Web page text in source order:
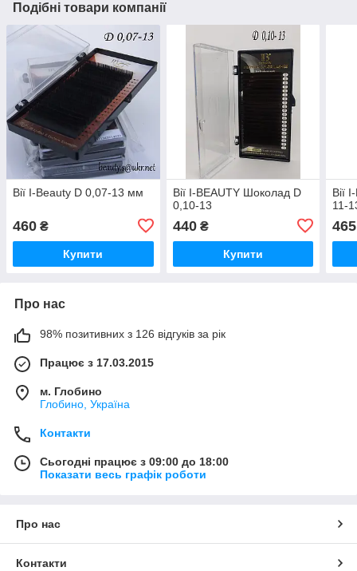
Подібні товари компанії
Вії I-Beauty D 0,07-13 мм
460 ₴
Купити
Вії I-BEAUTY Шоколад D
0,10-13
440₴
Купити
Вії
11-
465
Про нас
98% позитивних з 126 відгуків за рік
Працює з 17.03.2015
м. Глобино
Глобино, Україна
Контакти
Сьогодні працює з 09:00 до 18:00
Показати весь графік роботи
Про нас
Контакти